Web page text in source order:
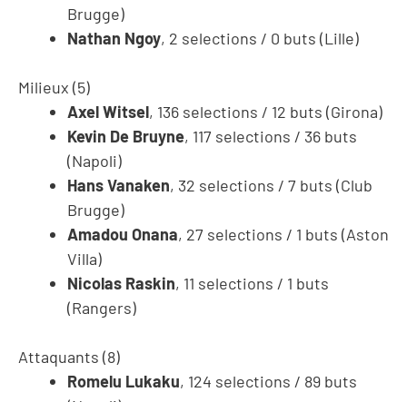
Brugge)
Nathan Ngoy, 2 selections / 0 buts (Lille)
Milieux (5)
Axel Witsel, 136 selections / 12 buts (Girona)
Kevin De Bruyne, 117 selections / 36 buts
(Napoli)
Hans Vanaken, 32 selections / 7 buts (Club
Brugge)
Amadou Onana, 27 selections / 1 buts (Aston
Villa)
Nicolas Raskin, 11 selections / 1 buts
(Rangers)
Attaquants (8)
Romelu Lukaku, 124 selections / 89 buts